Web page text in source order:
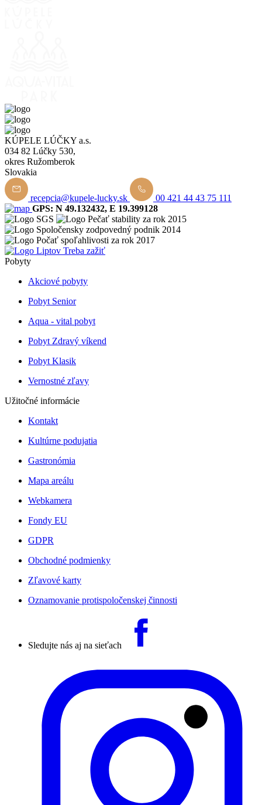
KÚPELE LÚČKY a.s.
034 82 Lúčky 530,
okres Ružomberok
Slovakia
recepcia@kupele-lucky.sk
00 421 44 43 75 111
GPS: N 49.132432, E 19.399128
Pobyty
Akciové pobyty
Pobyt Senior
Aqua - vital pobyt
Pobyt Zdravý víkend
Pobyt Klasik
Vernostné zľavy
Užitočné informácie
Kontakt
Kultúrne podujatia
Gastronómia
Mapa areálu
Webkamera
Fondy EU
GDPR
Obchodné podmienky
Zľavové karty
Oznamovanie protispoločenskej činnosti
Sledujte nás aj na sieťach